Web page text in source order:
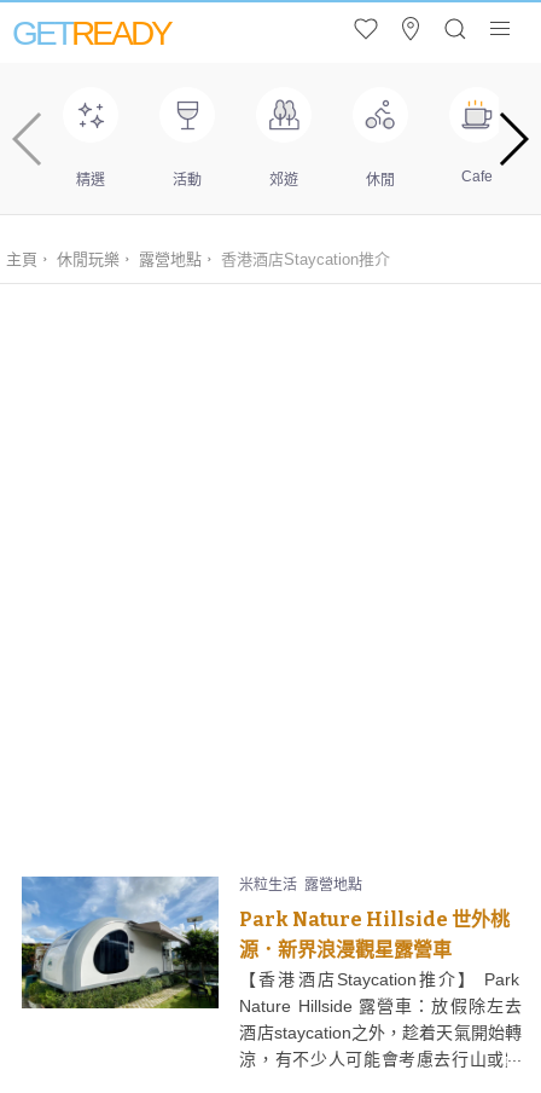
GETREADY
精選 活動 郊遊 休閒 Cafe
主頁 休閒玩樂 露營地點 香港酒店Staycation推介
米粒生活 露營地點
Park Nature Hillside 世外桃
源．新界浪漫觀星露營車
【香港酒店Staycation推介】 Park
Nature Hillside 露營車：放假除左去
酒店staycation之外，趁着天氣開始轉
涼，有不少人可能會考慮去行山或露